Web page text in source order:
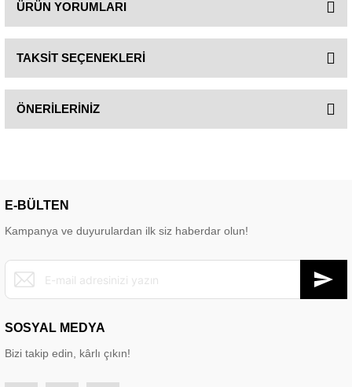
ÜRÜN YORUMLARI
TAKSİT SEÇENEKLERİ
ÖNERİLERİNİZ
E-BÜLTEN
Kampanya ve duyurulardan ilk siz haberdar olun!
SOSYAL MEDYA
Bizi takip edin, kârlı çıkın!